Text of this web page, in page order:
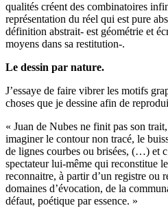
qualités créent des combinatoires
représentation du réel qui est pure
définition abstrait- est géométrie et
moyens dans sa restitution-.
Le dessin par nature.
J’essaye de faire vibrer les motifs
choses que je dessine afin de
« Juan de Nubes ne finit pas son
imaginer le contour non tracé, le
de lignes courbes ou brisées, (…) et
spectateur lui-même qui reconstitue
reconnaitre, à partir d’un registre ou
domaines d’évocation, de la
défaut, poétique par essence. »